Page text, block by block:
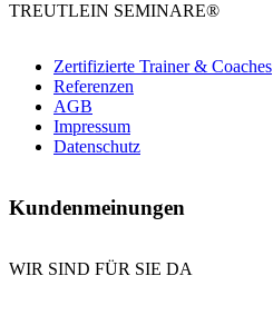
TREUTLEIN SEMINARE®
Zertifizierte Trainer & Coaches
Referenzen
AGB
Impressum
Datenschutz
Kundenmeinungen
WIR SIND FÜR SIE DA